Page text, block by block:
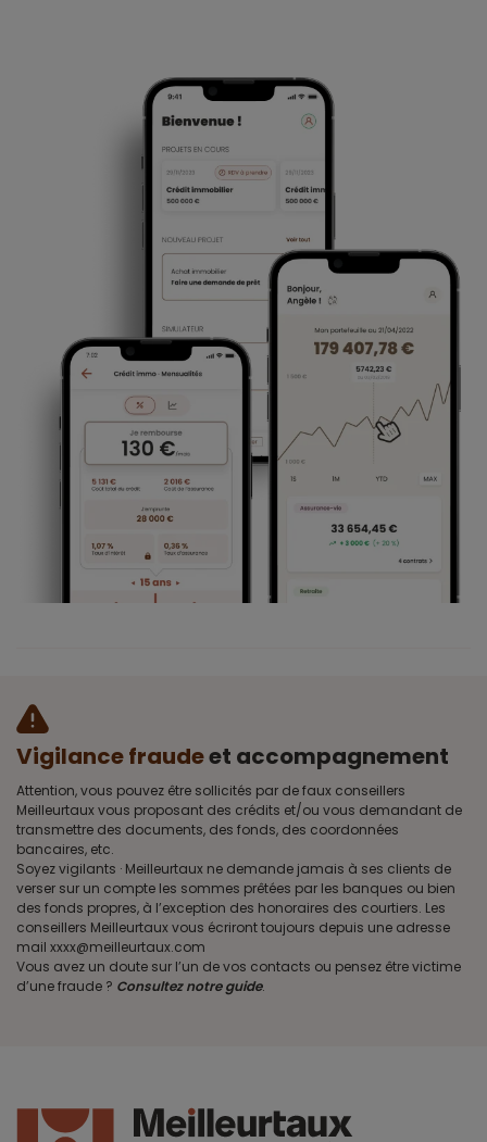
Vigilance fraudeet accompagnement
Attention, vous pouvez être sollicités par de faux conseillers
Meilleurtaux vous proposant des crédits et/ou vous demandant de
transmettre des documents, des fonds, des coordonnées
bancaires, etc.
Soyez vigilants · Meilleurtaux ne demande jamais à ses clients de
verser sur un compte les sommes prêtées par les banques ou bien
des fonds propres, à l’exception des honoraires des courtiers. Les
conseillers Meilleurtaux vous écriront toujours depuis une adresse
mail xxxx@meilleurtaux.com
Vous avez un doute sur l’un de vos contacts ou pensez être victime
d’une fraude ? Consultez notre guide.